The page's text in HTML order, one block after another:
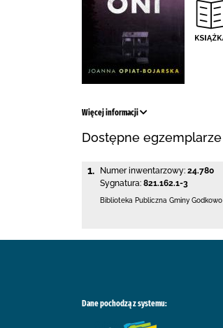
Więcej informacji
Dostępne egzemplarze
1. Numer inwentarzowy: 24.780
Sygnatura: 821.162.1-3
Biblioteka Publiczna Gminy Godkowo
Dane pochodzą z systemu: